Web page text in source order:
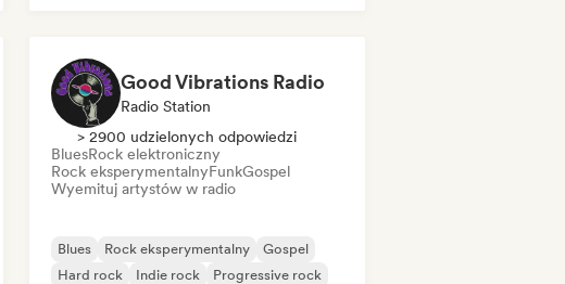
Good Vibrations Radio
Radio Station
> 2900 udzielonych odpowiedzi
BluesRock elektroniczny
Rock eksperymentalnyFunkGospel
Wyemituj artystów w radio
Blues Rock eksperymentalny
Gospel
Hard rock
Indie rock
Progressive rock